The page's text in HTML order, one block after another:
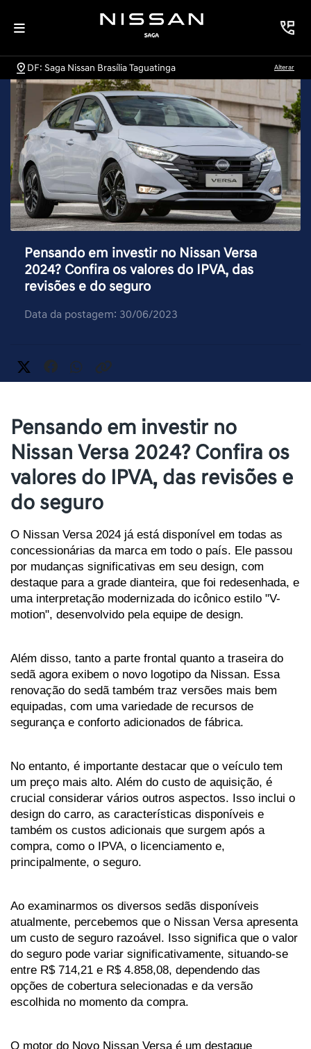
DF: Saga Nissan Brasília Taguatinga Alterar
Pensando em investir no Nissan Versa
2024? Confira os valores do IPVA, das
revisões e do seguro
Data da postagem: 30/06/2023
Pensando em investir no
Nissan Versa 2024? Confira os
valores do IPVA, das revisões e
do seguro
O Nissan Versa 2024 já está disponível em todas as
concessionárias da marca em todo o país. Ele passou
por mudanças significativas em seu design, com
destaque para a grade dianteira, que foi redesenhada, e
uma interpretação modernizada do icônico estilo "V-
motion", desenvolvido pela equipe de design.
Além disso, tanto a parte frontal quanto a traseira do
sedã agora exibem o novo logotipo da Nissan. Essa
renovação do sedã também traz versões mais bem
equipadas, com uma variedade de recursos de
segurança e conforto adicionados de fábrica.
No entanto, é importante destacar que o veículo tem
um preço mais alto. Além do custo de aquisição, é
crucial considerar vários outros aspectos. Isso inclui o
design do carro, as características disponíveis e
também os custos adicionais que surgem após a
compra, como o IPVA, o licenciamento e,
principalmente, o seguro.
Ao examinarmos os diversos sedãs disponíveis
atualmente, percebemos que o Nissan Versa apresenta
um custo de seguro razoável. Isso significa que o valor
do seguro pode variar significativamente, situando-se
entre R$ 714,21 e R$ 4.858,08, dependendo das
opções de cobertura selecionadas e da versão
escolhida no momento da compra.
O motor do Novo Nissan Versa é um destaque